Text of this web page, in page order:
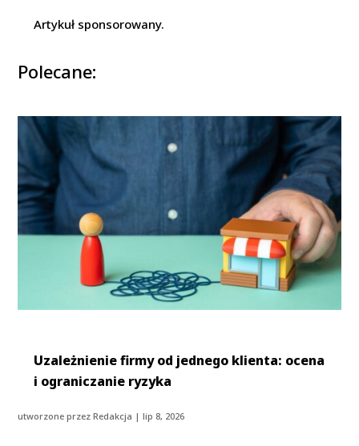
Artykuł sponsorowany.
Polecane:
Uzależnienie firmy od jednego klienta: ocena
i ograniczanie ryzyka
utworzone przezRedakcja |lip 8, 2026